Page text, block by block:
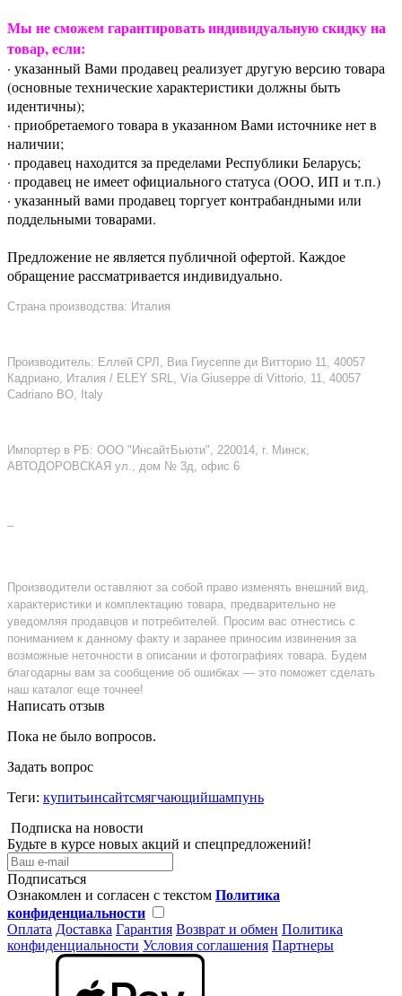
Мы не сможем гарантировать индивидуальную скидку на
товар, если:
· указанный Вами продавец реализует другую версию товара
(основные технические характеристики должны быть
идентичны);
· приобретаемого товара в указанном Вами источнике нет в
наличии;
· продавец находится за пределами Республики Беларусь;
· продавец не имеет официального статуса (ООО, ИП и т.п.)
· указанный вами продавец торгует контрабандными или
поддельными товарами.
Предложение не является публичной офертой. Каждое
обращение рассматривается индивидуально.
Страна производства: Италия
Производитель: Еллей СРЛ, Виа Гиусеппе ди Витторио 11, 40057
Кадриано, Италия / ELEY SRL, Via Giuseppe di Vittorio, 11, 40057
Cadriano BO, Italy
Импортер в РБ: ООО "ИнсайтБьюти", 220014, г. Минск,
АВТОДОРОВСКАЯ ул., дом № 3д, офис 6
–
Производители оставляют за собой право изменять внешний вид,
характеристики и комплектацию товара, предварительно не
уведомляя продавцов и потребителей. Просим вас отнестись с
пониманием к данному факту и заранее приносим извинения за
возможные неточности в описании и фотографиях товара. Будем
благодарны вам за сообщение об ошибках — это поможет сделать
наш каталог еще точнее!
Написать отзыв
Пока не было вопросов.
Задать вопрос
Теги: купитьинсайтсмягчающийшампунь
Подписка на новости
Будьте в курсе новых акций и спецпредложений!
Подписаться
Ознакомлен и согласен с текстом Политика
конфиденциальности
Оплата Доставка Гарантия Возврат и обмен Политика
конфиденциальности Условия соглашения Партнеры